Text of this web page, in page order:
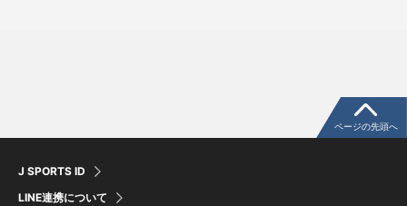
J SPORTS ID
LINE連携について
ページの先頭へ